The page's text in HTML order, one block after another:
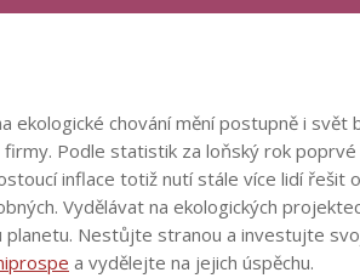
ekologické chování mění postupně i svět
Podle statistik za loňský rok
inflace totiž nutí stále více lidí řešit
Vydělávat na ekologických
Nestůjte stranou a investujte
a vydělejte na jejich úspěchu.